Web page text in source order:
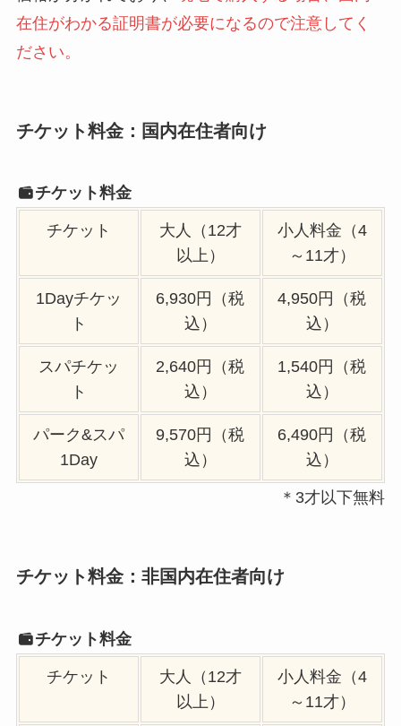
在住がわかる証明書が必要になるので注意してく
ださい。
チケット料金：国内在住者向け
チケット料金
チケット
大人（12才
以上）
小人料金（4
～11才）
1Dayチケッ
ト
6,930円（税
込）
4,950円（税
込）
スパチケッ
ト
2,640円（税
込）
1,540円（税
込）
パーク&スパ
1Day
9,570円（税
込）
6,490円（税
込）
＊3才以下無料
チケット料金：非国内在住者向け
チケット料金
チケット
大人（12才
以上）
小人料金（4
～11才）